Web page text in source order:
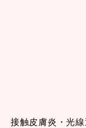
接触皮膚炎・光